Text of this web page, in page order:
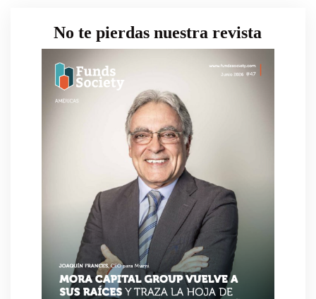
No te pierdas nuestra revista